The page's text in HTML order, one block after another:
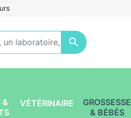

&
VÉTÉRINAIRE
GROSSESSE
& BÉBÉS